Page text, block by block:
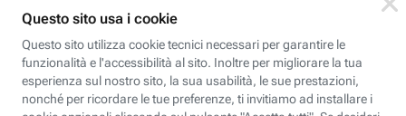
CFFC<TagID>
Limite di
CM 1 giorno
Identifica se
ricontrollare
corrispondenti
(impostata da